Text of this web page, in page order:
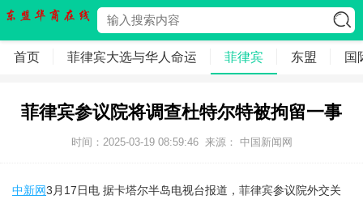
首页 菲律宾大选与华人命运 菲律宾 东盟 国
菲律宾参议院将调查杜特尔特被拘留一事
时间：2025-03-19 08:59:46 来源： 中国新闻网
中新网3月17日电 据卡塔尔半岛电视台报道，菲律宾参议院外交关